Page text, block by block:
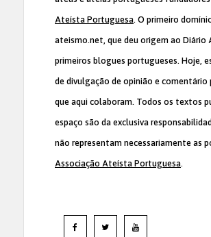
Ateísta Portuguesa. O primeiro
ateismo.net, que deu origem ao Diário
primeiros blogues portugueses. Hoje,
de divulgação de opinião e comentário
que aqui colaboram. Todos os textos
espaço são da exclusiva
não representam necessariamente as
Associação Ateísta Portuguesa.